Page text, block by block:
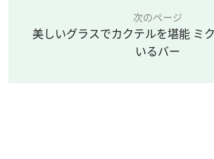
次のページ
美しいグラスでカクテルを堪能 ミ
いるバー